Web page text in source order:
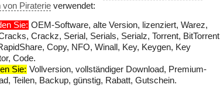
von Piraterie verwendet:
Sie: OEM-Software, alte Version, lizenziert, Warez,
Crackz, Serial, Serials, Serialz, Torrent,
Copy, NFO, Winall, Key, Keygen, Key
Code.
Sie: Vollversion, vollständiger Download, Premium-
Teilen, Backup, günstig, Rabatt, Gutschein.